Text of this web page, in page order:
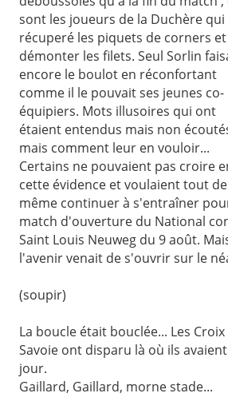
sont les joueurs de la Duchère
récuperé les piquets de corners et
démonter les filets. Seul Sorlin
encore le boulot en réconfortant
comme il le pouvait ses jeunes co-
équipiers. Mots illusoires qui ont
étaient entendus mais non
mais comment leur en vouloir...
Certains ne pouvaient pas croire
cette évidence et voulaient tout de
même continuer à s'entraîner
match d'ouverture du National
Saint Louis Neuweg du 9 août.
l'avenir venait de s'ouvrir sur le
(soupir)
La boucle était bouclée... Les
Savoie ont disparu là où ils
jour.
Gaillard, Gaillard, morne stade...